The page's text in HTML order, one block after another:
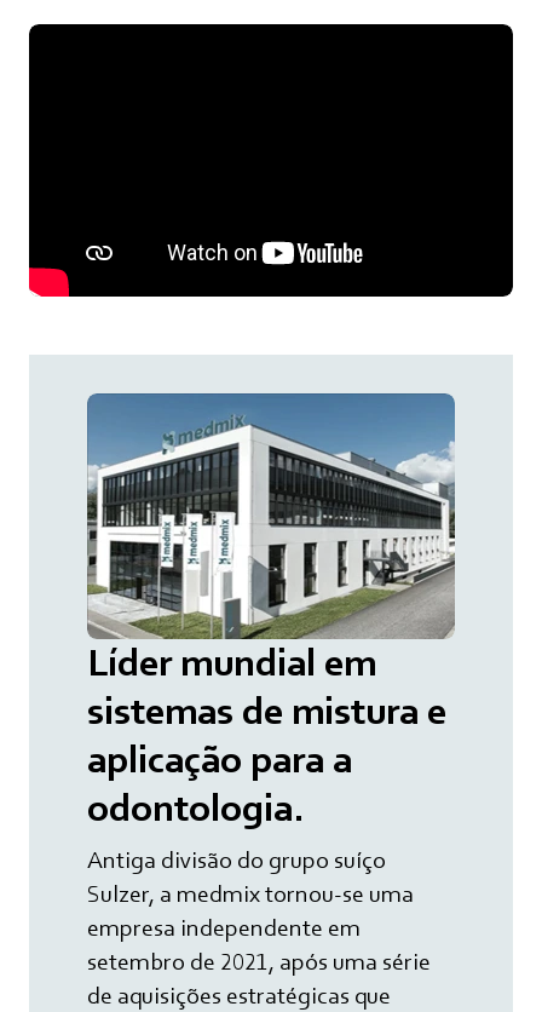
Líder mundial em
sistemas de mistura e
aplicação para a
odontologia.
Antiga divisão do grupo suíço
Sulzer, a medmix tornou-se uma
empresa independente em
setembro de 2021, após uma série
de aquisições estratégicas que